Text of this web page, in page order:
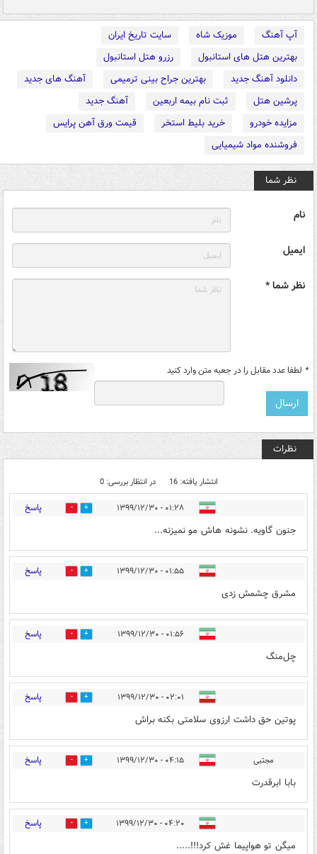
آپ آهنگ موزیک شاه
سایت تاریخ ایران
بهترین هتل های استانبول
رزرو هتل استانبول
دانلود آهنگ جدید
بهترین جراح بینی ترمیمی
آهنگ های جدید
پرشین هتل
ثبت نام بیمه اربعین
آهنگ جدید
مزایده خودرو
خرید بلیط استخر
قیمت ورق آهن پرایس
فروشنده مواد شیمیایی
نظر شما
نام
ایمیل
نظر شما *
* لطفا عدد مقابل را در جعبه متن وارد کنید
نظرات
انتشار یافته: 16 در انتظار بررسی: 0
۰۱:۲۸ - ۱۳۹۹/۱۲/۳۰ 0 پاسخ
جنون گاویه. نشونه هاش مو نمیزنه...
۰۱:۵۵ - ۱۳۹۹/۱۲/۳۰ 0 پاسخ
مشرق چشمش زدی
۰۱:۵۶ - ۱۳۹۹/۱۲/۳۰ 0 پاسخ
چل‌منگ
۰۲:۰۱ - ۱۳۹۹/۱۲/۳۰ 3 پاسخ
پوتین حق داشت ارزوی سلامتی بکنه براش
مجتبی ۰۴:۱۵ - ۱۳۹۹/۱۲/۳۰ 0 پاسخ
بابا ابرقدرت
۰۴:۲۰ - ۱۳۹۹/۱۲/۳۰ 1 پاسخ
میگن تو هواپیما غش کرد!!!.....